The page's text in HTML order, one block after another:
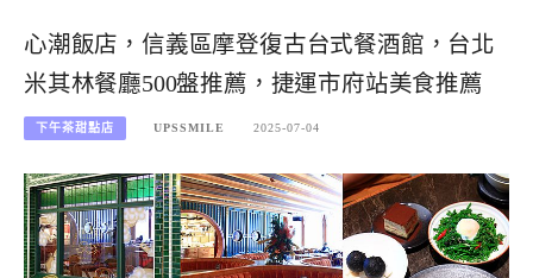
心潮飯店，信義區摩登復古台式餐酒館，台北
米其林餐廳500盤推薦，捷運市府站美食推薦
下午茶甜點店 UPSSMILE 2025-07-04